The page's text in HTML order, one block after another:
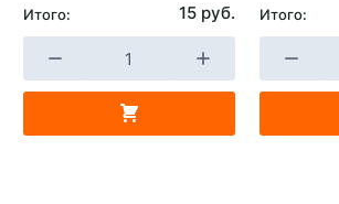
Итого: 15 руб. Итого: